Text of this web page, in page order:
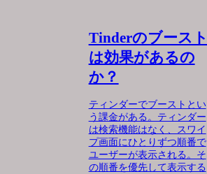
Tinderのブースト
は効果があるの
か？
ティンダーでブーストとい
う課金がある。ティンダー
は検索機能はなく、スワイ
プ画面にひとりずつ順番で
ユーザーが表示される。そ
の順番を優先して表示する